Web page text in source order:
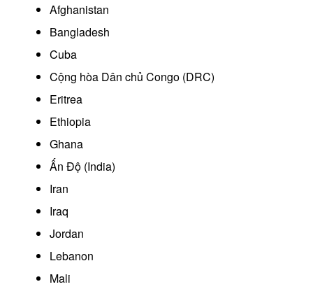
Afghanistan
Bangladesh
Cuba
Cộng hòa Dân chủ Congo (DRC)
Eritrea
Ethiopia
Ghana
Ấn Độ (India)
Iran
Iraq
Jordan
Lebanon
Mali